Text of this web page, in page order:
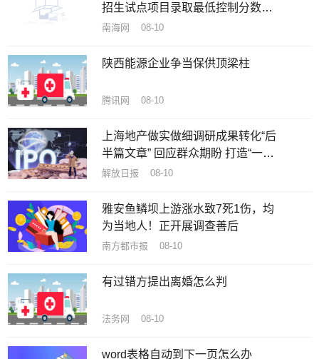
招生试点项目录取最低控制分数线
公布
南海网 08-10
陕西能源企业争当保供顶梁柱
腾讯网 08-10
上海地产做实做细调研成果转化“后
半篇文章” 回应群众期盼 打造“一流
公园”
解放日报 08-10
雅安鱼鳞坝上游涨水致7死1伤，均
为当地人！正开展调查善后
南方都市报 08-10
有过错方提出离婚怎么判
法务网 08-10
word表格自动到下一页怎么办